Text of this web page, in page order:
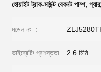
হোয়াইট ট্রাক-মাউন্ট বেকনট পাম্প,
মডেল নং।:
ভাইব্রেটিং প্রশস্ততা: 2.6 মিমি